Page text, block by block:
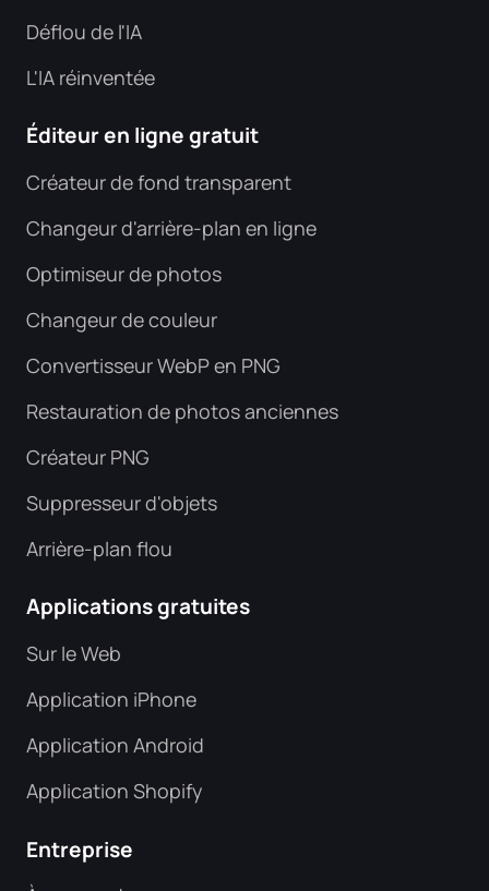
Déflou de l'IA
L'IA réinventée
Éditeur en ligne gratuit
Créateur de fond transparent
Changeur d'arrière-plan en ligne
Optimiseur de photos
Changeur de couleur
Convertisseur WebP en PNG
Restauration de photos anciennes
Créateur PNG
Suppresseur d'objets
Arrière-plan flou
Applications gratuites
Sur le Web
Application iPhone
Application Android
Application Shopify
Entreprise